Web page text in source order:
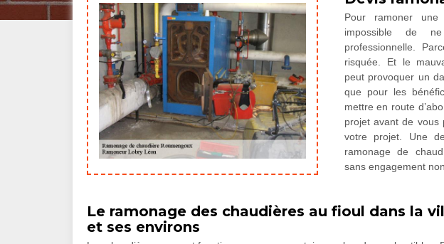
Pour ramoner une
impossible de ne
professionnelle.
risquée. Et le
peut provoquer un
que pour les
mettre en route
projet avant de vous
votre projet. Une
ramonage de
sans engagement
Le ramonage des chaudières au fioul dans la
et ses environs